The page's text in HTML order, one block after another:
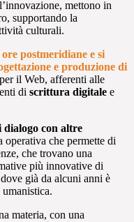
mettono in
supportando la
culturali.
postmeridiane e si
e produzione di
il Web, afferenti alle
di scrittura digitale e
dialogo con altre
che permette di
che trovano una
più innovative di
già da alcuni anni è
materia, con una